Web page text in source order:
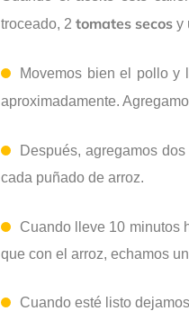
troceado, 2 tomates secos y
Movemos bien el pollo y
aproximadamente.
Después, agregamos
cada puñado de arroz.
Cuando lleve 10 minutos
que con el arroz, echamos
Cuando esté listo